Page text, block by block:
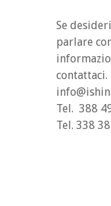
Se
parlare
contattaci.
Tel. 388
Tel. 338